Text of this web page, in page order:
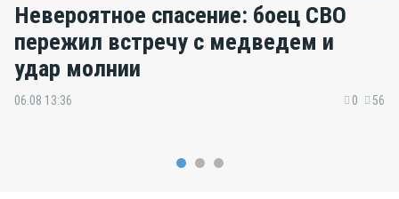
Невероятное спасение: боец СВО
пережил встречу с медведем и
удар молнии
06.08 13:36 0 56